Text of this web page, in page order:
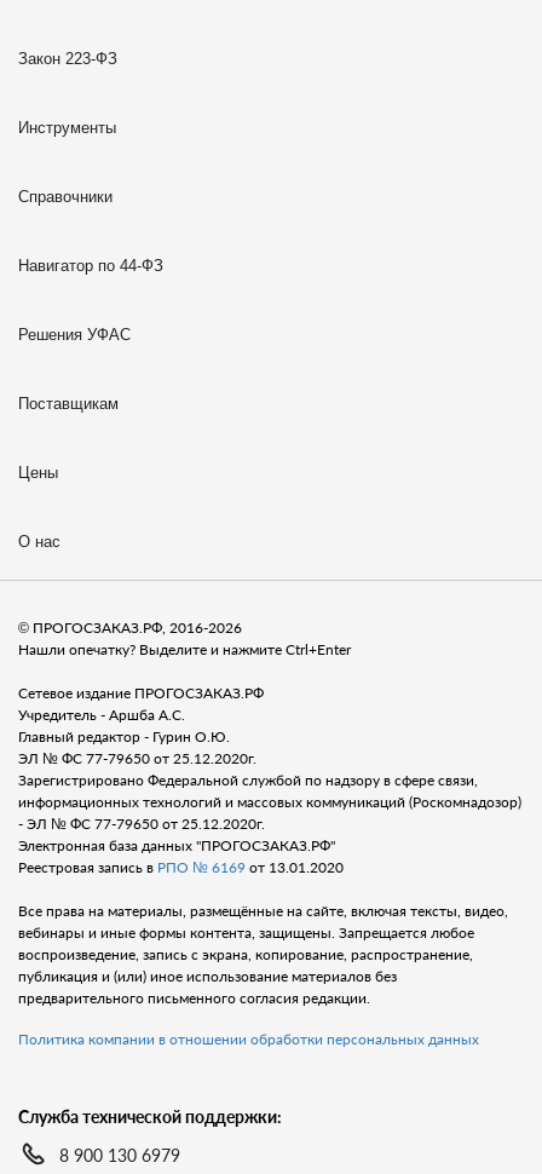
Закон 223-ФЗ
Инструменты
Справочники
Навигатор по 44-ФЗ
Решения УФАС
Поставщикам
Цены
О нас
© ПРОГОСЗАКАЗ.РФ, 2016-2026
Нашли опечатку? Выделите и нажмите Ctrl+Enter
Сетевое издание ПРОГОСЗАКАЗ.РФ
Учредитель - Аршба А.С.
Главный редактор - Гурин О.Ю.
ЭЛ № ФС 77-79650 от 25.12.2020г.
Зарегистрировано Федеральной службой по надзору в сфере связи,
информационных технологий и массовых коммуникаций (Роскомнадозор)
- ЭЛ № ФС 77-79650 от 25.12.2020г.
Электронная база данных "ПРОГОСЗАКАЗ.РФ"
Реестровая запись в РПО № 6169 от 13.01.2020
Все права на материалы, размещённые на сайте, включая тексты, видео,
вебинары и иные формы контента, защищены. Запрещается любое
воспроизведение, запись с экрана, копирование, распространение,
публикация и (или) иное использование материалов без
предварительного письменного согласия редакции.
Политика компании в отношении обработки персональных данных
Служба технической поддержки:
8 900 130 6979